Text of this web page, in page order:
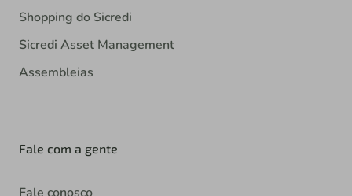
Shopping do Sicredi
Sicredi Asset Management
Assembleias
Fale com a gente